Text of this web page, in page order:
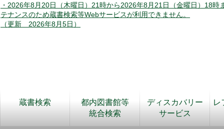
・2026年8月20日（木曜日）21時から2026年8月21日（金曜日）18時
テナンスのため蔵書検索等Webサービスが利用できません。
（更新 2026年8月5日）
蔵書検索
都内図書館等
統合検索
ディスカバリー
サービス
レ